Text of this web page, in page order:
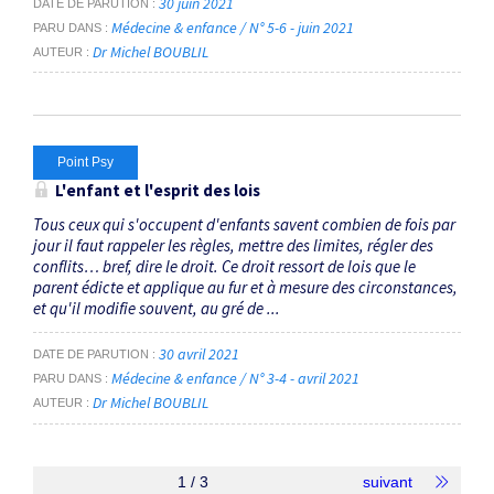
DATE DE PARUTION
PARU DANS Médecine & enfance / N° 5-6 - juin 2021
AUTEUR Dr Michel BOUBLIL
Point Psy
L'enfant et l'esprit des lois
Tous ceux qui s'occupent d'enfants savent combien de fois par
jour il faut rappeler les règles, mettre des limites, régler des
conflits… bref, dire le droit. Ce droit ressort de lois que le
parent édicte et applique au fur et à mesure des circonstances,
et qu'il modifie souvent, au gré de ...
DATE DE PARUTION 30 avril 2021
PARU DANS Médecine & enfance / N° 3-4 - avril 2021
AUTEUR Dr Michel BOUBLIL
1 / 3 suivant